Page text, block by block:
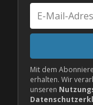
E-
Mail-
Adresse
Mit dem
erhalten. Wir
unseren